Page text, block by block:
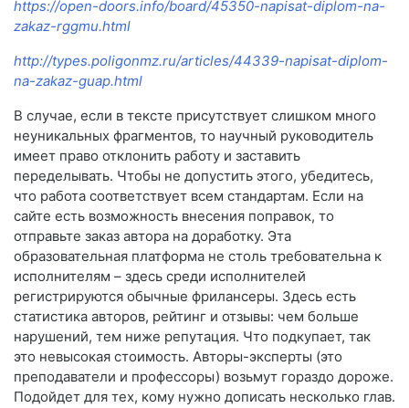
https://open-doors.info/board/45350-napisat-diplom-na-
zakaz-rggmu.html
http://types.poligonmz.ru/articles/44339-napisat-diplom-
na-zakaz-guap.html
В случае, если в тексте присутствует слишком много
неуникальных фрагментов, то научный руководитель
имеет право отклонить работу и заставить
переделывать. Чтобы не допустить этого, убедитесь,
что работа соответствует всем стандартам. Если на
сайте есть возможность внесения поправок, то
отправьте заказ автора на доработку. Эта
образовательная платформа не столь требовательна к
исполнителям – здесь среди исполнителей
регистрируются обычные фрилансеры. Здесь есть
статистика авторов, рейтинг и отзывы: чем больше
нарушений, тем ниже репутация. Что подкупает, так
это невысокая стоимость. Авторы-эксперты (это
преподаватели и профессоры) возьмут гораздо дороже.
Подойдет для тех, кому нужно дописать несколько глав.